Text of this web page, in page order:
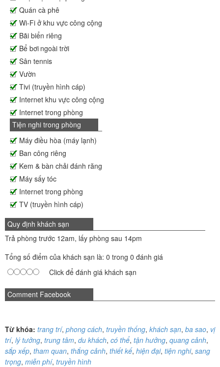
Quán cà phê
Wi-Fi ở khu vực công cộng
Bãi biển riêng
Bể bơi ngoài trời
Sân tennis
Vườn
Tivi (truyền hình cáp)
Internet khu vực công cộng
Internet trong phòng
Tiện nghi trong phòng
Máy điều hòa (máy lạnh)
Ban công riêng
Kem & bàn chải đánh răng
Máy sấy tóc
Internet trong phòng
TV (truyền hình cáp)
Quy định khách sạn
Trả phòng trước 12am, lấy phòng sau 14pm
Tổng số điểm của khách sạn là: 0 trong 0 đánh giá
Click để đánh giá khách sạn
Comment Facebook
Từ khóa: trang trí, phong cách, truyền thống, khách sạn, ba sao, vị
trí, lý tưởng, trung tâm, du khách, có thể, tận hưởng, quang cảnh,
sắp xếp, tham quan, thắng cảnh, thiết kế, hiện đại, tiện nghi, sang
trọng, miễn phí, truyền hình